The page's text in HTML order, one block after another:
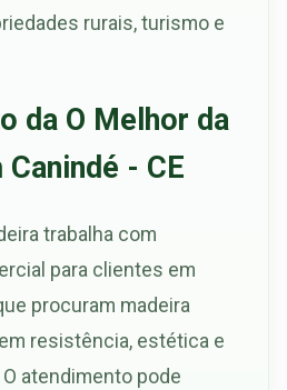
rurais, turismo e
da O Melhor da
- CE
trabalha com
para clientes em
procuram madeira
resistência, estética e
atendimento pode